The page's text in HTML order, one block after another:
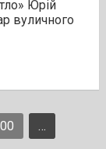
Юрій
вуличного
…